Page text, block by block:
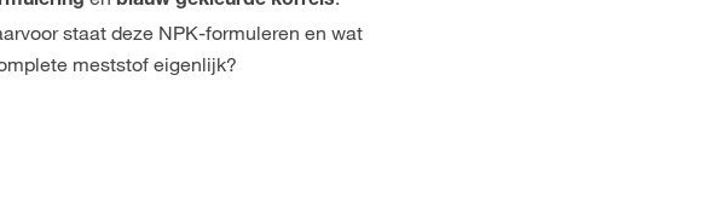
staat deze NPK-formuleren en wat
meststof eigenlijk?